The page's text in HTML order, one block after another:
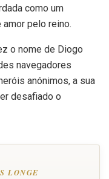
como um
pelo reino.
o nome de Diogo
navegadores
anónimos, a sua
desafiado o
LONGE